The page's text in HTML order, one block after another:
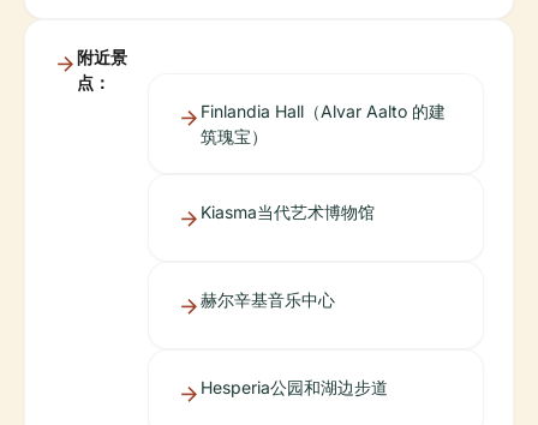
附近景
点：
Finlandia Hall（Alvar Aalto 的建
筑瑰宝）
Kiasma当代艺术博物馆
赫尔辛基音乐中心
Hesperia公园和湖边步道